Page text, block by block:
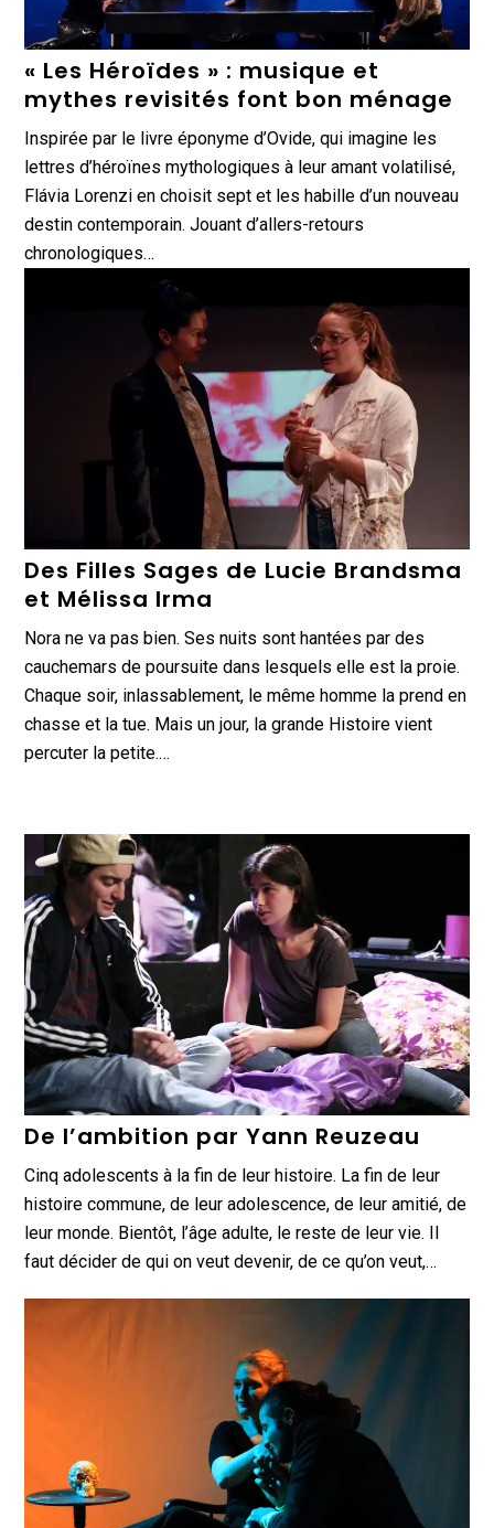
« Les Héroïdes » : musique et
mythes revisités font bon ménage
Inspirée par le livre éponyme d’Ovide, qui imagine les
lettres d’héroïnes mythologiques à leur amant volatilisé,
Flávia Lorenzi en choisit sept et les habille d’un nouveau
destin contemporain. Jouant d’allers-retours
chronologiques…
Des Filles Sages de Lucie Brandsma
et Mélissa Irma
Nora ne va pas bien. Ses nuits sont hantées par des
cauchemars de poursuite dans lesquels elle est la proie.
Chaque soir, inlassablement, le même homme la prend en
chasse et la tue. Mais un jour, la grande Histoire vient
percuter la petite.…
De l’ambition par Yann Reuzeau
Cinq adolescents à la fin de leur histoire. La fin de leur
histoire commune, de leur adolescence, de leur amitié, de
leur monde. Bientôt, l’âge adulte, le reste de leur vie. Il
faut décider de qui on veut devenir, de ce qu’on veut,…